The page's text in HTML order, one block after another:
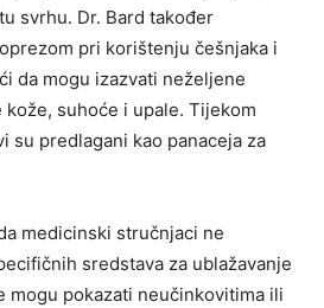
svrhu. Dr. Bard također
pri korištenju češnjaka i
da mogu izazvati neželjene
suhoće i upale. Tijekom
su predlagani kao panaceja za
medicinski stručnjaci ne
sredstava za ublažavanje
mogu pokazati neučinkovitima ili